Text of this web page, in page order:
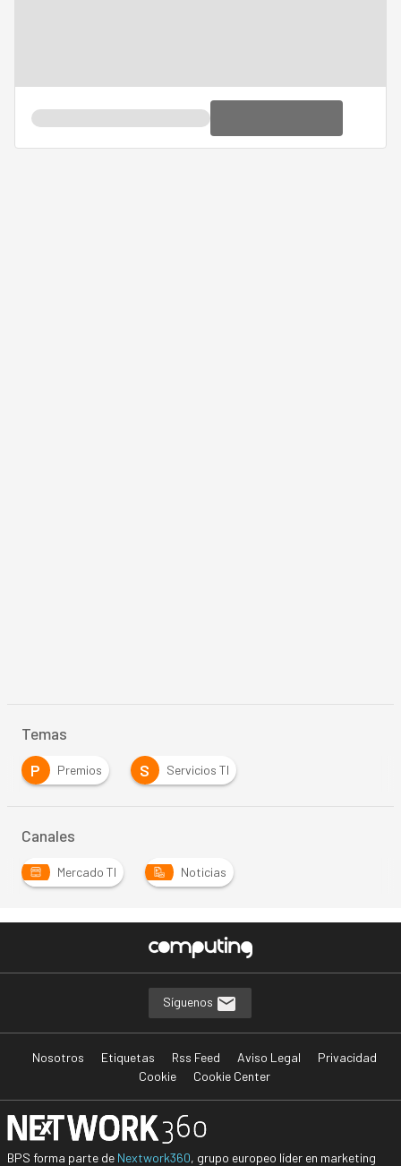
Temas
P
Premios S Servicios TI
Canales
Mercado TI Noticias
Síguenos
Nosotros Etiquetas Rss Feed Aviso Legal
Privacidad
Cookie
Cookie Center
BPS forma parte de Nextwork360, grupo europeo líder en marketing